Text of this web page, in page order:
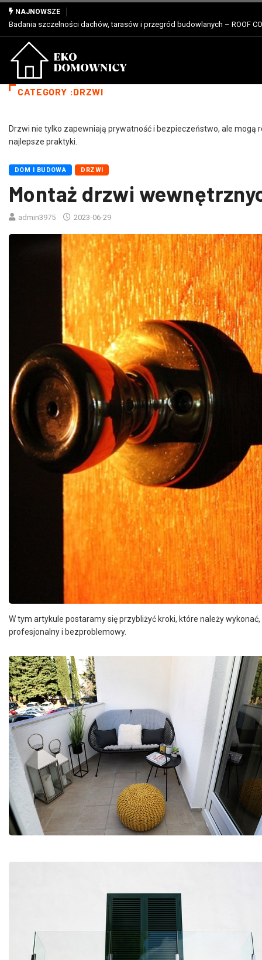
NAJNOWSZE
Właściwości, zastosowanie i zalety dla profesjonalistów płyt PIR
CATEGORY :DRZWI
Drzwi nie tylko zapewniają prywatność i bezpieczeństwo, ale
najlepsze praktyki.
DOM I BUDOWA DRZWI
Montaż drzwi
admin3975 2023-06-29
W tym artykule postaramy się przybliżyć kroki, które należy
profesjonalny i bezproblemowy.